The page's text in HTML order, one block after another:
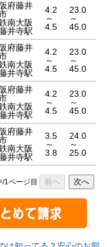
府藤井
南大阪
井寺駅
4.2
～
4.5
23.0
～
45.0
府藤井
南大阪
井寺駅
4.2
～
4.5
23.0
～
45.0
府藤井
南大阪
井寺駅
4.2
～
4.5
23.0
～
45.0
府藤井
南大阪
井寺駅
3.5
～
3.8
24.0
～
25.0
1ページ目 前へ 次へ